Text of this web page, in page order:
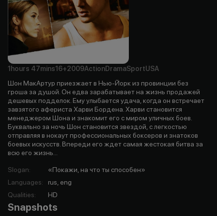
1hours 47mins16+2009ActionDramaSportUSA
Шон МакАртур приезжает в Нью-Йорк из провинции без
гроша за душой. Он едва зарабатывает на жизнь продажей
дешевых подделок. Ему улыбается удача, когда он встречает
завзятого афериста Харви Бордена. Харви становится
менеджером Шона и знакомит его с миром уличных боев.
Буквально за ночь Шон становится звездой, с легкостью
отправляя в нокаут профессиональных боксеров и знатоков
боевых искусств. Впереди его ждет самая жестокая битва за
всю его жизнь...
Slogan:
«Покажи, на что ты способен»
Languages:
rus, eng
Qualities: HD
Snapshots